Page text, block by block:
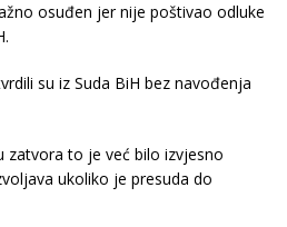
osuđen jer nije poštivao odluke
su iz Suda BiH bez navođenja
zatvora to je već bilo izvjesno
ukoliko je presuda do